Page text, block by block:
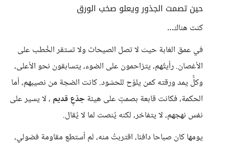
حين تصمت الجذور ويعلو صخب الورق
كنت هناك…
في عمق الغابة حيث لا تصل الصيحات ولا تستقر الخُطب على
الأغصان. رأيتُهم، يتزاحمون على الضوء، يتسابقون نحو الأعلى،
وكلٌّ يمد ورقته كمن يلوّح للحشود. كانت الضجة من نصيبهم، أما
الحكمة، فكانت قابعة بصمتٍ على هيئةجذعٍ قديم ، لا يسير على
نفس نهجهم، لا يتفاخر، لكنه يُنصت لما لا يُقال.
يومها كان صباحا دافئا، اقتربتُ منه، لم أستطع مقاومة فضولي،